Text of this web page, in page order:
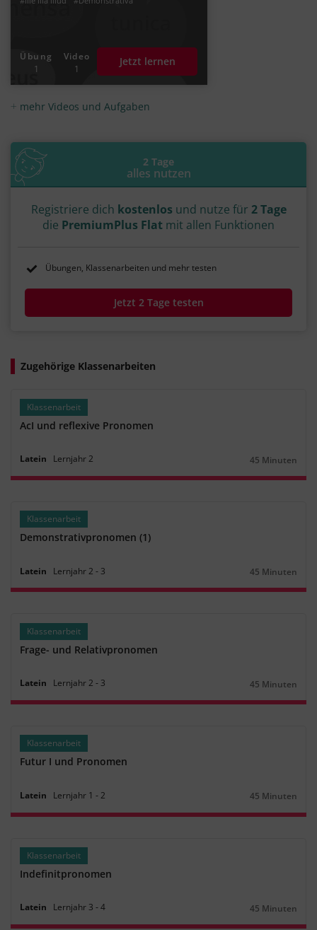
Übung
1
Video
1
Jetzt lernen
mehr Videos und Aufgaben
2 Tage
alles nutzen
Registriere dich kostenlos und nutze für 2 Tage
die PremiumPlus Flat mit allen Funktionen
Übungen, Klassenarbeiten und mehr testen
Jetzt 2 Tage testen
Zugehörige Klassenarbeiten
Klassenarbeit
AcI und reflexive Pronomen
Latein Lernjahr2
Dauer:
45 Minuten
Klassenarbeit
Demonstrativpronomen (1)
Latein Lernjahr2 ‐ 3
Dauer:
45 Minuten
Klassenarbeit
Frage- und Relativpronomen
Latein Lernjahr2 ‐ 3
Dauer:
45 Minuten
Klassenarbeit
Futur I und Pronomen
Latein Lernjahr 1 ‐2
Dauer:
45 Minuten
Klassenarbeit
Indefinitpronomen
Latein Lernjahr 3 ‐4
Dauer:
45 Minuten